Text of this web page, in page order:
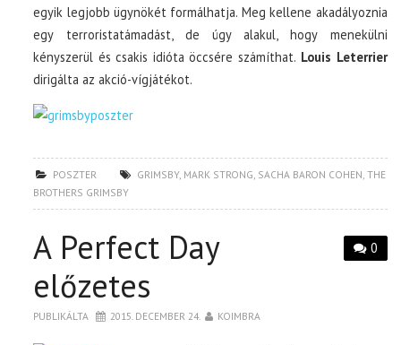
egyik legjobb ügynökét formálhatja. Meg kellene akadályoznia
egy terroristatámadást, de úgy alakul, hogy menekülni
kényszerül és csakis idióta öccsére számíthat. Louis Leterrier
dirigálta az akció-vígjátékot.
POSZTER GRIMSBY, MARK STRONG, SACHA BARON COHEN,THE
BROTHERS GRIMSBY
0
A Perfect Day
előzetes
PUBLIKÁLTA 2015. DECEMBER 24. KOIMBRA